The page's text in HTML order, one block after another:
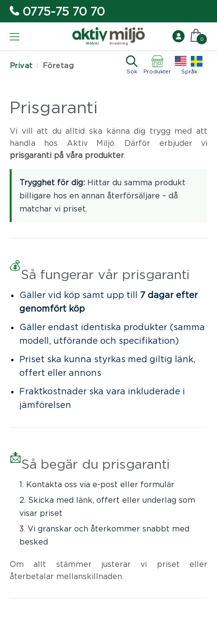
0775-75 70 70
Privat Företag
Sök Produkter Språk
0
Prisgaranti
Vi vill att du alltid ska känna dig trygg med att
handla hos Aktiv Miljö. Därför erbjuder vi
prisgaranti på våra produkter.
Trygghet för dig: Hittar du samma produkt
billigare hos en annan återförsäljare – då
matchar vi priset.
💰
Så fungerar vår prisgaranti
Gäller vid köp samt upp till 7 dagar efter
genomfört köp
Gäller endast identiska produkter (samma
modell, utförande och specifikation)
Priset ska kunna styrkas med giltig länk,
offert eller annons
Fraktkostnader ska vara inkluderade i
jämförelsen
📩Så begär du prisgaranti
Kontakta oss via e-post eller formulär
Skicka med länk, offert eller underlag som
visar priset
Vi granskar och återkommer snabbt med
besked
Om allt stämmer justerar vi priset eller
återbetalar mellanskillnaden.